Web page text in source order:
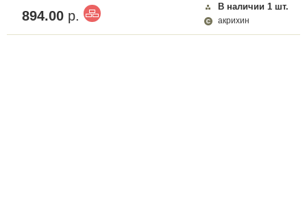
894.00 р.
В наличии 1 шт.
акрихин